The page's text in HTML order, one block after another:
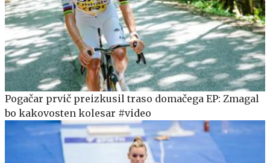
Pogačar prvič preizkusil traso domačega EP: Zmagal
bo kakovosten kolesar #video